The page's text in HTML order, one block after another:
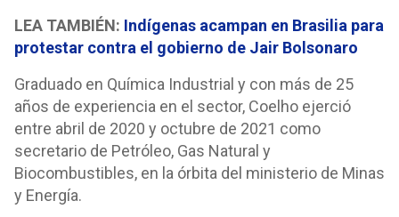
LEA TAMBIÉN: Indígenas acampan en Brasilia para
protestar contra el gobierno de Jair Bolsonaro
Graduado en Química Industrial y con más de 25
años de experiencia en el sector, Coelho ejerció
entre abril de 2020 y octubre de 2021 como
secretario de Petróleo, Gas Natural y
Biocombustibles, en la órbita del ministerio de Minas
y Energía.